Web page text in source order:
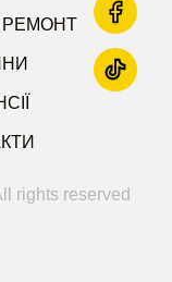
РЕМОНТ
rights reserved